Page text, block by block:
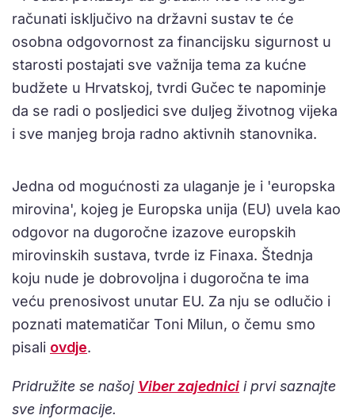
računati isključivo na državni sustav te će
osobna odgovornost za financijsku sigurnost u
starosti postajati sve važnija tema za kućne
budžete u Hrvatskoj, tvrdi Gučec te napominje
da se radi o posljedici sve duljeg životnog vijeka
i sve manjeg broja radno aktivnih stanovnika.
Jedna od mogućnosti za ulaganje je i 'europska
mirovina', kojeg je Europska unija (EU) uvela kao
odgovor na dugoročne izazove europskih
mirovinskih sustava, tvrde iz Finaxa. Štednja
koju nude je dobrovoljna i dugoročna te ima
veću prenosivost unutar EU. Za nju se odlučio i
poznati matematičar Toni Milun, o čemu smo
pisali ovdje.
Pridružite se našoj Viber zajednici i prvi saznajte
sve informacije.